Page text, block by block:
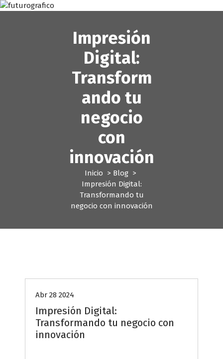
S
Impresión
Digital:
Transform
ando tu
negocio
con
innovación
Inicio > Blog >
Impresión Digital:
Transformando tu
negocio con innovación
Abr 28 2024
Impresión Digital:
Transformando tu negocio con
innovación